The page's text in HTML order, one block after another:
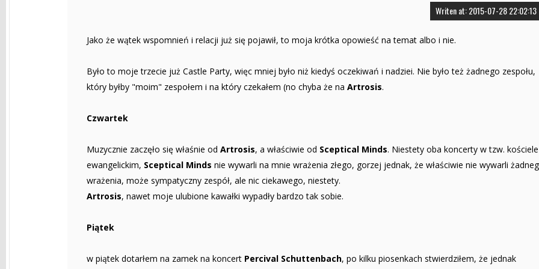
Writen at: 2015-07-28 22:02:13
Jako że wątek wspomnień i relacji już się pojawił, to moja krótka opowieść na temat albo i nie.
Było to moje trzecie już Castle Party, więc mniej było niż kiedyś oczekiwań i nadziei. Nie było też żadnego zespołu,
który byłby "moim" zespołem i na który czekałem (no chyba że na Artrosis.
Czwartek
Muzycznie zaczęło się właśnie od Artrosis, a właściwie od Sceptical Minds. Niestety oba koncerty w tzw. kościele
ewangelickim, Sceptical Minds nie wywarli na mnie wrażenia złego, gorzej jednak, że właściwie nie wywarli
wrażenia, może sympatyczny zespół, ale nic ciekawego, niestety.
Artrosis, nawet moje ulubione kawałki wypadły bardzo tak sobie.
Piątek
w piątek dotarłem na zamek na koncert Percival Schuttenbach, po kilku piosenkach stwierdziłem, że jednak